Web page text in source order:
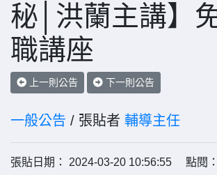
秘│洪蘭主講】
職講座
上一則公告 下一則公告
一般公告 / 張貼者 輔導主任
張貼日期： 2024-03-20 10:56:55 點閱：